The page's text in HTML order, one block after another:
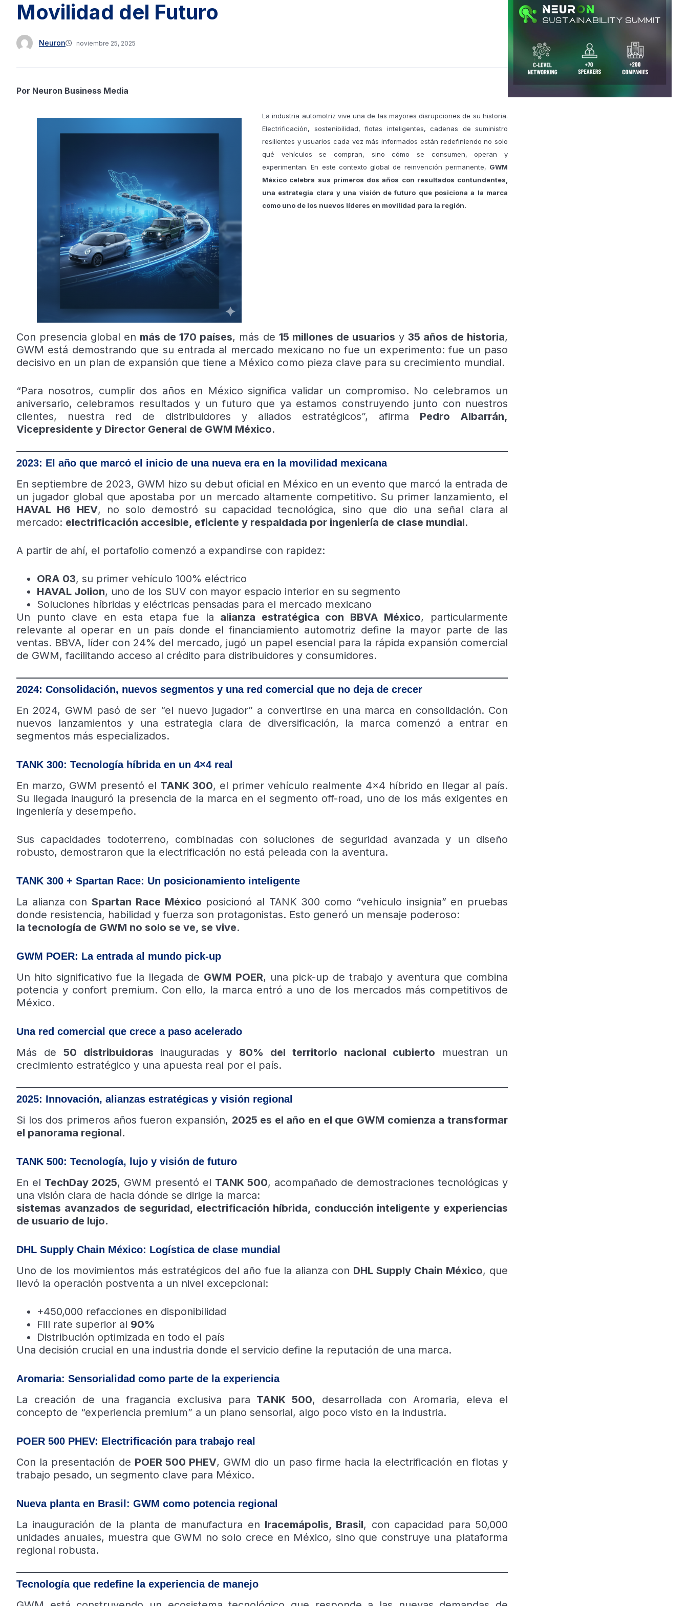
Movilidad del Futuro
Neuron noviembre 25, 2025
Por Neuron Business Media
La industria automotriz vive una de las mayores disrupciones de su historia.
Electrificación, sostenibilidad, flotas inteligentes, cadenas de suministro
resilientes y usuarios cada vez más informados están redefiniendo no solo
qué vehículos se compran, sino cómo se consumen, operan y
experimentan. En este contexto global de reinvención permanente, GWM
México celebra sus primeros dos años con resultados contundentes,
una estrategia clara y una visión de futuro que posiciona a la marca
como uno de los nuevos líderes en movilidad para la región.
Con presencia global en más de 170 países, más de 15 millones de usuarios y 35 años de historia,
GWM está demostrando que su entrada al mercado mexicano no fue un experimento: fue un paso
decisivo en un plan de expansión que tiene a México como pieza clave para su crecimiento mundial.
“Para nosotros, cumplir dos años en México significa validar un compromiso. No celebramos un
aniversario, celebramos resultados y un futuro que ya estamos construyendo junto con nuestros
clientes, nuestra red de distribuidores y aliados estratégicos”, afirma Pedro Albarrán,
Vicepresidente y Director General de GWM México.
2023: El año que marcó el inicio de una nueva era en la movilidad mexicana
En septiembre de 2023, GWM hizo su debut oficial en México en un evento que marcó la entrada de
un jugador global que apostaba por un mercado altamente competitivo. Su primer lanzamiento, el
HAVAL H6 HEV, no solo demostró su capacidad tecnológica, sino que dio una señal clara al
mercado: electrificación accesible, eficiente y respaldada por ingeniería de clase mundial.
A partir de ahí, el portafolio comenzó a expandirse con rapidez:
ORA 03, su primer vehículo 100% eléctrico
HAVAL Jolion, uno de los SUV con mayor espacio interior en su segmento
Soluciones híbridas y eléctricas pensadas para el mercado mexicano
Un punto clave en esta etapa fue la alianza estratégica con BBVA México, particularmente
relevante al operar en un país donde el financiamiento automotriz define la mayor parte de las
ventas. BBVA, líder con 24% del mercado, jugó un papel esencial para la rápida expansión comercial
de GWM, facilitando acceso al crédito para distribuidores y consumidores.
2024: Consolidación, nuevos segmentos y una red comercial que no deja de crecer
En 2024, GWM pasó de ser “el nuevo jugador” a convertirse en una marca en consolidación. Con
nuevos lanzamientos y una estrategia clara de diversificación, la marca comenzó a entrar en
segmentos más especializados.
TANK 300: Tecnología híbrida en un 4×4 real
En marzo, GWM presentó el TANK 300, el primer vehículo realmente 4×4 híbrido en llegar al país.
Su llegada inauguró la presencia de la marca en el segmento off-road, uno de los más exigentes en
ingeniería y desempeño.
Sus capacidades todoterreno, combinadas con soluciones de seguridad avanzada y un diseño
robusto, demostraron que la electrificación no está peleada con la aventura.
TANK 300 + Spartan Race: Un posicionamiento inteligente
La alianza conSpartan Race México posicionó al TANK 300 como “vehículo insignia” en pruebas
donde resistencia, habilidad y fuerza son protagonistas. Esto generó un mensaje poderoso:
la tecnología de GWM no solo se ve, se vive.
GWM POER: La entrada al mundo pick-up
Un hito significativo fue la llegada de GWM POER, una pick-up de trabajo y aventura que combina
potencia y confort premium. Con ello, la marca entró a uno de los mercados más competitivos de
México.
Una red comercial que crece a paso acelerado
Más de 50 distribuidoras inauguradas y 80% del territorio nacional cubierto muestran un
crecimiento estratégico y una apuesta real por el país.
2025: Innovación, alianzas estratégicas y visión regional
Si los dos primeros años fueron expansión, 2025 es el año en el que GWM comienza a transformar
el panorama regional.
TANK 500: Tecnología, lujo y visión de futuro
En el TechDay 2025, GWM presentó el TANK 500, acompañado de demostraciones tecnológicas y
una visión clara de hacia dónde se dirige la marca:
sistemas avanzados de seguridad, electrificación híbrida, conducción inteligente y experiencias
de usuario de lujo.
DHL Supply Chain México: Logística de clase mundial
Uno de los movimientos más estratégicos del año fue la alianza con DHL Supply Chain México, que
llevó la operación postventa a un nivel excepcional:
+450,000 refacciones en disponibilidad
Fill rate superior al 90%
Distribución optimizada en todo el país
Una decisión crucial en una industria donde el servicio define la reputación de una marca.
Aromaria: Sensorialidad como parte de la experiencia
La creación de una fragancia exclusiva para TANK 500, desarrollada con Aromaria, eleva el
concepto de “experiencia premium” a un plano sensorial, algo poco visto en la industria.
POER 500 PHEV: Electrificación para trabajo real
Con la presentación de POER 500 PHEV, GWM dio un paso firme hacia la electrificación en flotas y
trabajo pesado, un segmento clave para México.
Nueva planta en Brasil: GWM como potencia regional
La inauguración de la planta de manufactura en Iracemápolis, Brasil, con capacidad para 50,000
unidades anuales, muestra que GWM no solo crece en México, sino que construye una plataforma
regional robusta.
Tecnología que redefine la experiencia de manejo